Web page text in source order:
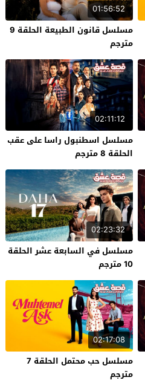
01:56:52
مسلسل قانون الطبيعة الحلقة 9
مترجم
02:11:12
مسلسل اسطنبول راسا على عقب
الحلقة 8 مترجم
02:23:32
مسلسل في السابعة عشر الحلقة
10 مترجم
02:17:08
مسلسل حب محتمل الحلقة 7
مترجم